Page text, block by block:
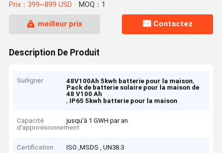
Prix：399~899 USD MOQ：1
meilleur prix Contactez
Description De Produit
Surligner 48V100Ah 5kwh batterie pour la maison,
Pack de batterie solaire pour la maison de
48 V100 Ah
, IP65 5kwh batterie pour la maison
Capacité
d'approvisionnement
jusqu'à 1 GWH par an
Certification ISO ,MSDS , UN38.3